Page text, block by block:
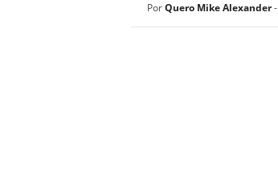
Por Quero Mike Alexander-